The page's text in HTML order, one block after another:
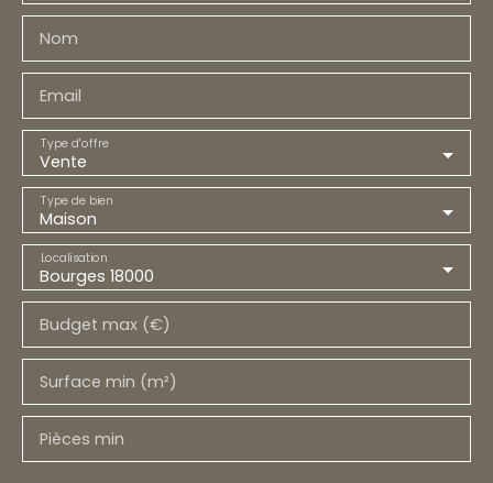
Nom
Email
Vente
Type d'offre
Maison
Type de bien
Bourges 18000
Localisation
Budget max (€)
Surface min (m²)
Pièces min